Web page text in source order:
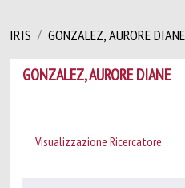
IRIS GONZALEZ, AURORE DIANE
GONZALEZ, AURORE DIANE
Visualizzazione Ricercatore